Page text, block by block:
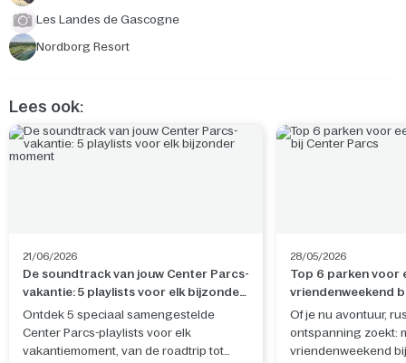
Les Landes de Gascogne
Nordborg Resort
Lees ook:
21/06/2026
De soundtrack van jouw Center Parcs-
vakantie: 5 playlists voor elk bijzonder
moment
Ontdek 5 speciaal samengestelde
Center Parcs-playlists voor elk
vakantiemoment, van de roadtrip tot
28/05/2026
Top 6 parken voor
vriendenweekend
Of je nu avontuur,
ontspanning zoekt:
vriendenweekend